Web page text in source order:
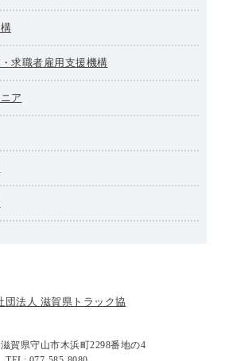
求職者雇用支援機構
ア
賀県守山市木浜町2298番地の4